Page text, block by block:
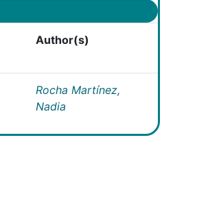
Author(s)
Rocha Martínez,
Nadia